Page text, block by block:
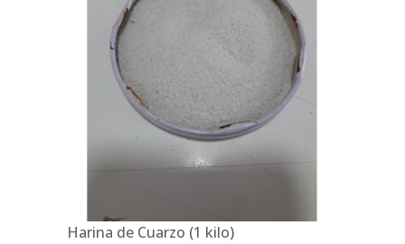
Harina de Cuarzo (1 kilo)